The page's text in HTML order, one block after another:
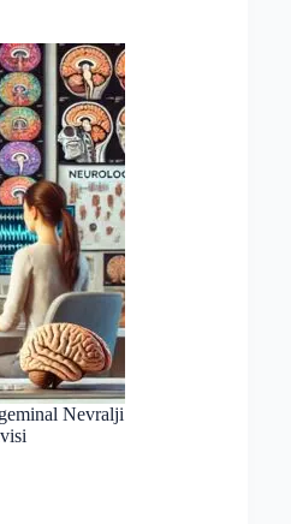
Nevralji